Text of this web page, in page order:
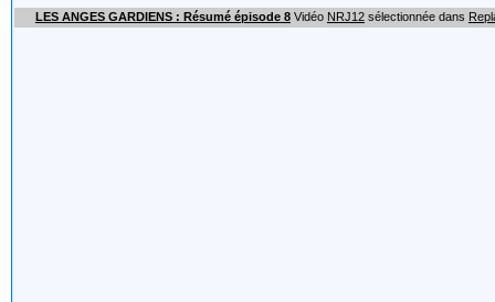
LES ANGES GARDIENS : Résumé épisode 8Vidéo NRJ12sélectionnée dans